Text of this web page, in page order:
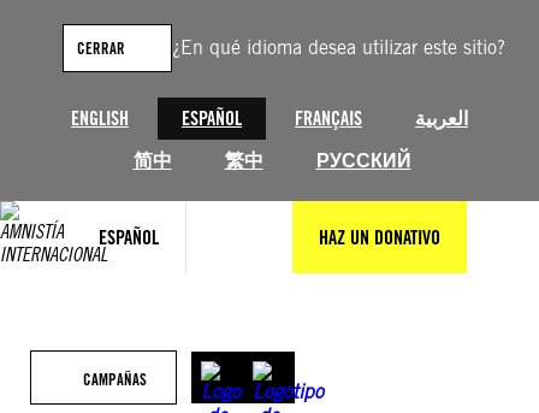
¿En qué idioma desea utilizar este sitio?
ENGLISH ESPAÑOL FRANÇAIS
العربية
简中
繁中 РУССКИЙ
CERRAR
ESPAÑOL HAZ UN DONATIVO
contenido
CAMPAÑAS